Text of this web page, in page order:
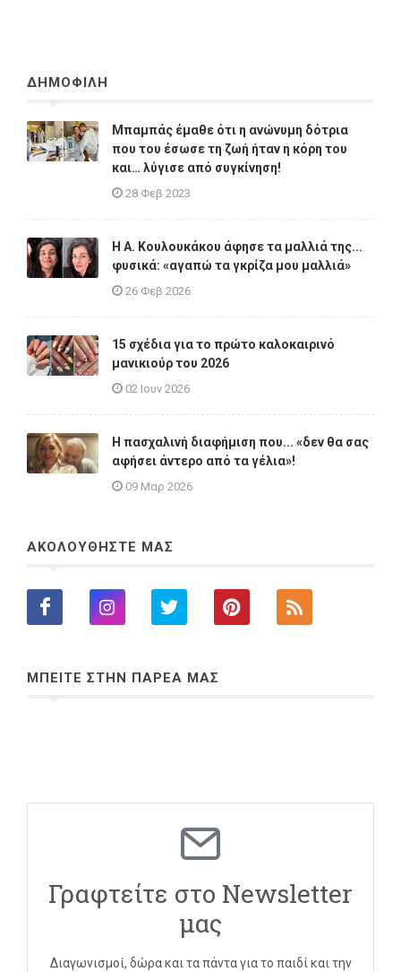
ΔΗΜΟΦΙΛΗ
Μπαμπάς έμαθε ότι η ανώνυμη δότρια
που του έσωσε τη ζωή ήταν η κόρη του
και… λύγισε από συγκίνηση!
28 Φεβ 2023
Η A. Κουλουκάκου άφησε τα μαλλιά της...
φυσικά: «αγαπώ τα γκρίζα μου μαλλιά»
26 Φεβ 2026
15 σχέδια για το πρώτο καλοκαιρινό
μανικιούρ του 2026
02 Ιουν 2026
Η πασχαλινή διαφήμιση που... «δεν θα σας
αφήσει άντερο από τα γέλια»!
09 Μαρ 2026
ΑΚΟΛΟΥΘΗΣΤΕ ΜΑΣ
ΜΠΕΙΤΕ ΣΤΗΝ ΠΑΡΕΑ ΜΑΣ
Γραφτείτε στο Newsletter
μας
Διαγωνισμοί, δώρα και τα πάντα για το παιδί και την